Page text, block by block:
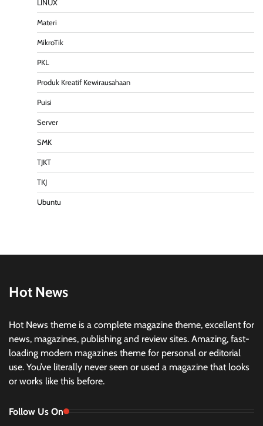
LINUX
Materi
MikroTik
PKL
Produk Kreatif Kewirausahaan
Puisi
Server
SMK
TJKT
TKJ
Ubuntu
Hot News
Hot News theme is a complete magazine theme, excellent for
news, magazines, publishing and review sites. Amazing, fast-
loading modern magazines theme for personal or editorial
use. You’ve literally never seen or used a magazine that looks
or works like this before.
Follow Us On